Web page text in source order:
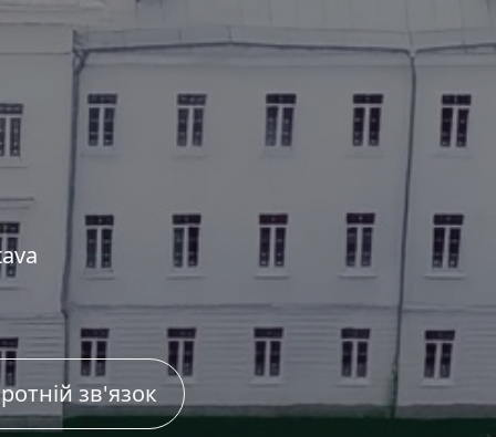
зв'язок